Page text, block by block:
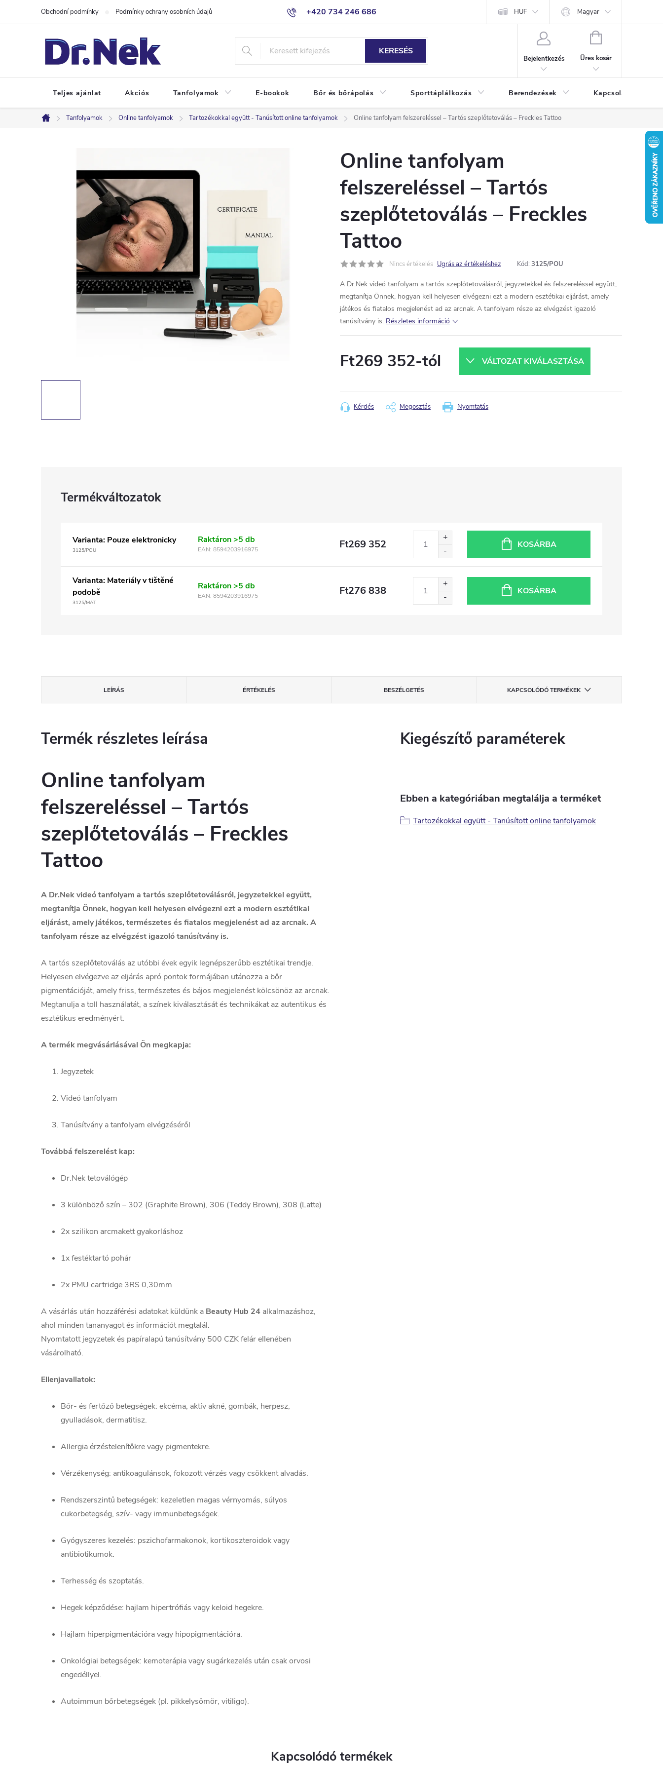
+420 734 246 686
Obchodní podmínky Podmínky ochrany osobních údajů HUF Magyar
KERESÉS
Bejelentkezés
KOSÁR
Üres kosár
Teljes ajánlat Akciós Tanfolyamok E-bookok Bőr és bőrápolás Sporttáplálkozás Berendezések Kapcsolat
Kezdőlap
Tanfolyamok Online tanfolyamok Tartozékokkal együtt - Tanúsított online tanfolyamok Online tanfolyam felszereléssel – Tartós szeplőtetoválás – Freckles Tattoo
Online tanfolyam
felszereléssel – Tartós
szeplőtetoválás – Freckles
Tattoo
Nincs értékelés Ugrás az értékeléshez Kód: 3125/POU
A Dr.Nek videó tanfolyam a tartós szeplőtetoválásról, jegyzetekkel és felszereléssel együtt,
megtanítja Önnek, hogyan kell helyesen elvégezni ezt a modern esztétikai eljárást, amely
játékos és fiatalos megjelenést ad az arcnak. A tanfolyam része az elvégzést igazoló
tanúsítvány is. Részletes információ
Ft269 352-tól VÁLTOZAT KIVÁLASZTÁSA
Nyomtatás
Kérdés Megosztás
Varianta: Pouze elektronicky
3125/POU
Raktáron>5 db
EAN: 8594203916975 Ft269 352 KOSÁRBA
Varianta: Materiály v tištěné
podobě
3125/MAT
Raktáron>5 db
EAN: 8594203916975 Ft276 838 KOSÁRBA
LEÍRÁS ÉRTÉKELÉS BESZÉLGETÉS KAPCSOLÓDÓ TERMÉKEK
Termék részletes leírása
Online tanfolyam
felszereléssel – Tartós
szeplőtetoválás – Freckles
Tattoo
A Dr.Nek videó tanfolyam a tartós szeplőtetoválásról, jegyzetekkel együtt,
megtanítja Önnek, hogyan kell helyesen elvégezni ezt a modern esztétikai
eljárást, amely játékos, természetes és fiatalos megjelenést ad az arcnak. A
tanfolyam része az elvégzést igazoló tanúsítvány is.
A tartós szeplőtetoválás az utóbbi évek egyik legnépszerűbb esztétikai trendje.
Helyesen elvégezve az eljárás apró pontok formájában utánozza a bőr
pigmentációját, amely friss, természetes és bájos megjelenést kölcsönöz az arcnak.
Megtanulja a toll használatát, a színek kiválasztását és technikákat az autentikus és
esztétikus eredményért.
A termék megvásárlásával Ön megkapja:
Jegyzetek
Videó tanfolyam
Tanúsítvány a tanfolyam elvégzéséről
Továbbá felszerelést kap:
Dr.Nek tetoválógép
3 különböző szín – 302 (Graphite Brown), 306 (Teddy Brown), 308 (Latte)
2x szilikon arcmakett gyakorláshoz
1x festéktartó pohár
2x PMU cartridge 3RS 0,30mm
A vásárlás után hozzáférési adatokat küldünk a Beauty Hub 24 alkalmazáshoz,
ahol minden tananyagot és információt megtalál.
Nyomtatott jegyzetek és papíralapú tanúsítvány 500 CZK felár ellenében
vásárolható.
Ellenjavallatok:
Bőr- és fertőző betegségek: ekcéma, aktív akné, gombák, herpesz,
gyulladások, dermatitisz.
Allergia érzéstelenítőkre vagy pigmentekre.
Vérzékenység: antikoagulánsok, fokozott vérzés vagy csökkent alvadás.
Rendszerszintű betegségek: kezeletlen magas vérnyomás, súlyos
cukorbetegség, szív- vagy immunbetegségek.
Gyógyszeres kezelés: pszichofarmakonok, kortikoszteroidok vagy
antibiotikumok.
Terhesség és szoptatás.
Hegek képződése: hajlam hipertrófiás vagy keloid hegekre.
Hajlam hiperpigmentációra vagy hipopigmentációra.
Onkológiai betegségek: kemoterápia vagy sugárkezelés után csak orvosi
engedéllyel.
Autoimmun bőrbetegségek (pl. pikkelysömör, vitiligo).
Kiegészítő paraméterek
Ebben a kategóriában megtalálja a terméket
Tartozékokkal együtt - Tanúsított online tanfolyamok
Kapcsolódó termékek